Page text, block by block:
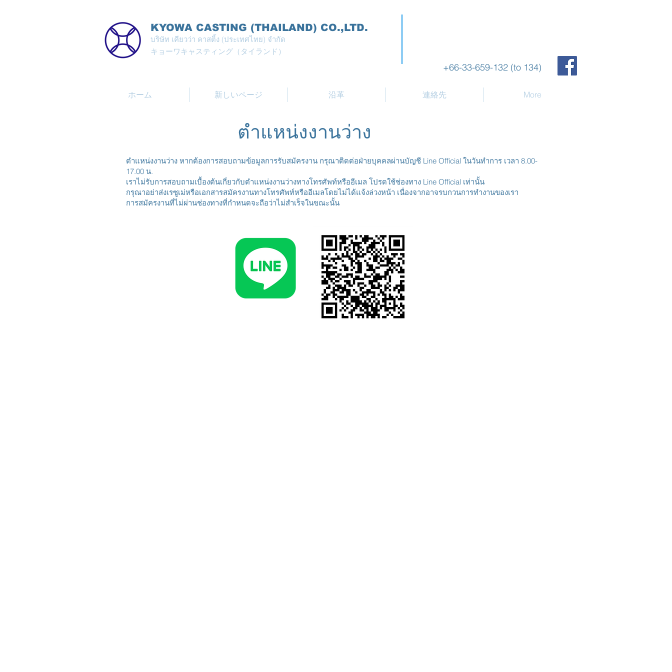
KYOWA CASTING (THAILAND) CO.,LTD.
บริษัท เคียวว่า คาสติ้ง (ประเทศไทย) จำกัด
キョーワキャスティング（タイランド）
+66-33-659-132 (to 134)
ホーム 新しいページ 沿革 連絡先 More
ตำแหน่งงานว่าง
ตำแหน่งงานว่าง หากต้องการสอบถามข้อมูลการรับสมัครงาน กรุณาติดต่อฝ่ายบุคคลผ่านบัญชี Line Official ในวันทำการ เวลา 8.00-
17.00 น.
เราไม่รับการสอบถามเบื้องต้นเกี่ยวกับตำแหน่งงานว่างทางโทรศัพท์หรืออีเมล โปรดใช้ช่องทาง Line Official เท่านั้น
กรุณาอย่าส่งเรซูเม่หรือเอกสารสมัครงานทางโทรศัพท์หรืออีเมลโดยไม่ได้แจ้งล่วงหน้า เนื่องจากอาจรบกวนการทำงานของเรา
การสมัครงานที่ไม่ผ่านช่องทางที่กำหนดจะถือว่าไม่สำเร็จในขณะนั้น